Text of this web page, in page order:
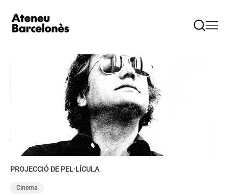
PROJECCIÓ DE PEL·LÍCULA
Cinema